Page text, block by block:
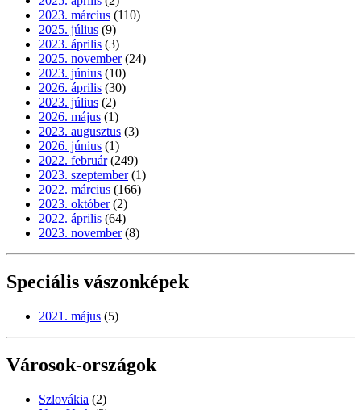
2023. március (110)
2025. július (9)
2023. április (3)
2025. november (24)
2023. június (10)
2026. április (30)
2023. július (2)
2026. május (1)
2023. augusztus (3)
2026. június (1)
2022. február (249)
2023. szeptember (1)
2022. március (166)
2023. október (2)
2022. április (64)
2023. november (8)
Speciális vászonképek
2021. május (5)
Városok-országok
Szlovákia (2)